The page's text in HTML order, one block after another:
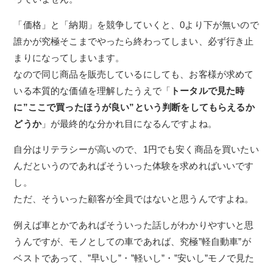
「価格」と「納期」を競争していくと、0より下が無いので
誰かが究極そこまでやったら終わってしまい、必ず行き止
まりになってしまいます。
なので同じ商品を販売しているにしても、お客様が求めて
いる本質的な価値を理解したうえで「 トータルで見た時
に”ここで買ったほうが良い”という判断をしてもらえるか
どうか」が最終的な分かれ目になるんですよね。
自分はリテラシーが高いので、1円でも安く商品を買いたい
んだというのであればそういった体験を求めればいいです
し。
ただ、そういった顧客が全員ではないと思うんですよね。
例えば車とかであればそういった話しがわかりやすいと思
うんですが、モノとしての車であれば、究極”軽自動車”が
ベストであって、”早いし”・”軽いし”・”安いし”モノで見た